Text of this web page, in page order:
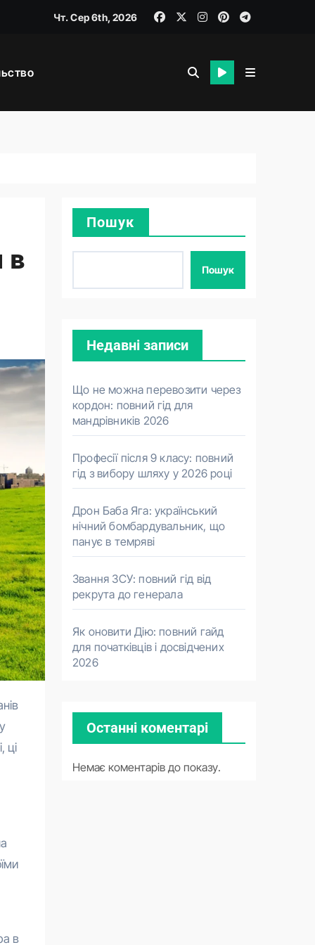
Чт. Сер 6th, 2026
в
ці
в
Пошук
Пошук
Недавні записи
Що не можна перевозити через
кордон: повний гід для
мандрівників 2026
Професії після 9 класу: повний
гід з вибору шляху у 2026 році
Дрон Баба Яга: український
нічний бомбардувальник, що
панує в темряві
Звання ЗСУ: повний гід від
рекрута до генерала
Як оновити Дію: повний гайд
для початківців і досвідчених
2026
Останні коментарі
Немає коментарів до показу.